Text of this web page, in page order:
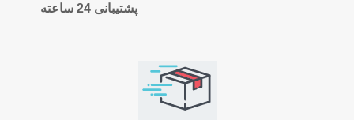
پشتیبانی 24 ساعته